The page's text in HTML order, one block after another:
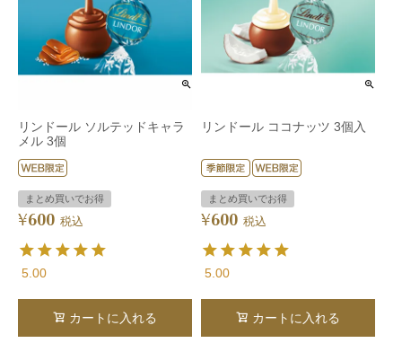
リンドール ソルテッドキャラ
メル 3個
まとめ買いでお得
¥600 税込
5.00
カートに入れる
リンドール ココナッツ 3個入
まとめ買いでお得
¥600 税込
5.00
カートに入れる